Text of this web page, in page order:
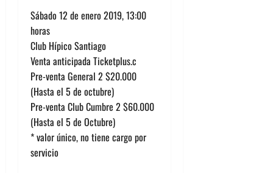
Sábado 12 de enero 2019, 13:00
horas
Club Hípico Santiago
Venta anticipada Ticketplus.c
Pre-venta General 2 $20.000
(Hasta el 5 de octubre)
Pre-venta Club Cumbre 2 $60.000
(Hasta el 5 de Octubre)
* valor único, no tiene cargo por
servicio